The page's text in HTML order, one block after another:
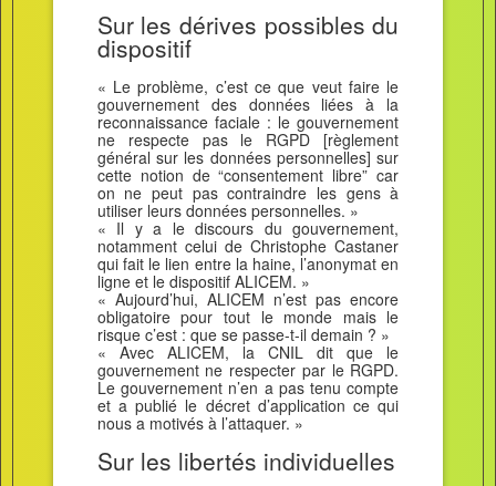
Sur les dérives possibles du
dispositif
« Le problème, c’est ce que veut faire le
gouvernement des données liées à la
reconnaissance faciale : le gouvernement
ne respecte pas le RGPD [règlement
général sur les données personnelles] sur
cette notion de “consentement libre” car
on ne peut pas contraindre les gens à
utiliser leurs données personnelles. »
« Il y a le discours du gouvernement,
notamment celui de Christophe Castaner
qui fait le lien entre la haine, l’anonymat en
ligne et le dispositif ALICEM. »
« Aujourd’hui, ALICEM n’est pas encore
obligatoire pour tout le monde mais le
risque c’est : que se passe-t-il demain ? »
« Avec ALICEM, la CNIL dit que le
gouvernement ne respecter par le RGPD.
Le gouvernement n’en a pas tenu compte
et a publié le décret d’application ce qui
nous a motivés à l’attaquer. »
Sur les libertés individuelles